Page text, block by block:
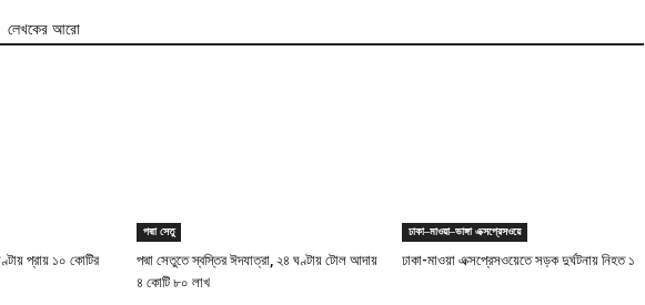
লেখকের আরো
প্রায় ১০ কোটির
পদ্মা সেতু
পদ্মা সেতুতে স্বস্তির ঈদযাত্রা, ২৪ ঘণ্টায় টোল আদায়
৪ কোটি ৮০ লাখ
ঢাকা–মাওয়া–ভাঙ্গা এক্সপ্রেসওয়ে
ঢাকা-মাওয়া এক্সপ্রেসওয়েতে সড়ক দুর্ঘটনায় নিহত ১